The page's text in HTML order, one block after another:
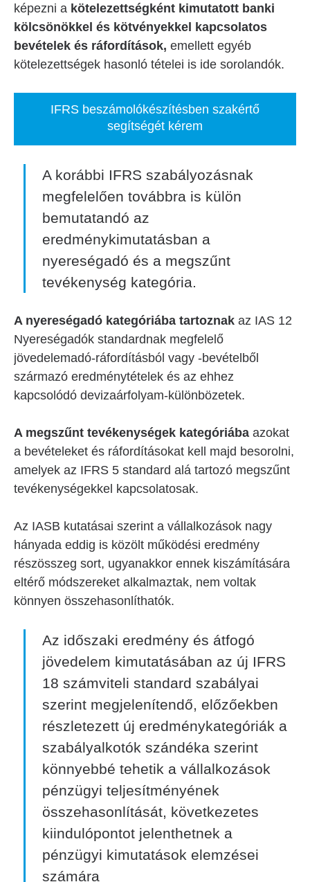
képezni a kötelezettségként kimutatott banki
kölcsönökkel és kötvényekkel kapcsolatos
bevételek és ráfordítások, emellett egyéb
kötelezettségek hasonló tételei is ide sorolandók.
IFRS beszámolókészítésben szakértő
segítségét kérem
A korábbi IFRS szabályozásnak
megfelelően továbbra is külön
bemutatandó az
eredménykimutatásban a
nyereségadó és a megszűnt
tevékenység kategória.
A nyereségadó kategóriába tartoznak az IAS 12
Nyereségadók standardnak megfelelő
jövedelemadó-ráfordításból vagy -bevételből
származó eredménytételek és az ehhez
kapcsolódó devizaárfolyam-különbözetek.
A megszűnt tevékenységek kategóriába azokat
a bevételeket és ráfordításokat kell majd besorolni,
amelyek az IFRS 5 standard alá tartozó megszűnt
tevékenységekkel kapcsolatosak.
Az IASB kutatásai szerint a vállalkozások nagy
hányada eddig is közölt működési eredmény
részösszeg sort, ugyanakkor ennek kiszámítására
eltérő módszereket alkalmaztak, nem voltak
könnyen összehasonlíthatók.
Az időszaki eredmény és átfogó
jövedelem kimutatásában az új IFRS
18 számviteli standard szabályai
szerint megjelenítendő, előzőekben
részletezett új eredménykategóriák a
szabályalkotók szándéka szerint
könnyebbé tehetik a vállalkozások
pénzügyi teljesítményének
összehasonlítását, következetes
kiindulópontot jelenthetnek a
pénzügyi kimutatások elemzései
számára